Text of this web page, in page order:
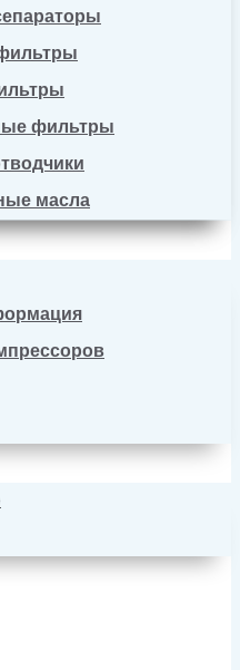
фильтры
масла